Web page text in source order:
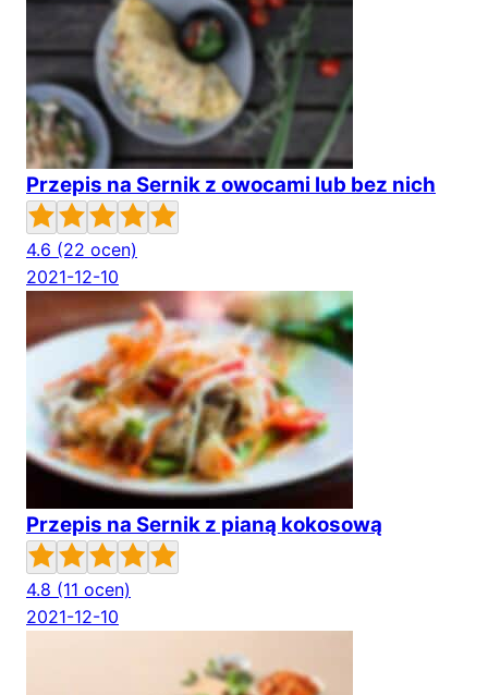
Przepis na Sernik z owocami lub bez nich
4.6 (22 ocen)
2021-12-10
Przepis na Sernik z pianą kokosową
4.8 (11 ocen)
2021-12-10